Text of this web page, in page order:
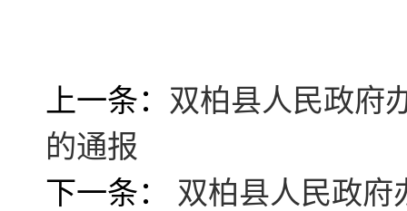
上一条： 双柏县人民政府
的通报
下一条：
双柏县人民政府